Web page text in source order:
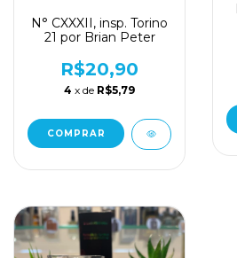
N° CXXXII, insp. Torino
21 por Brian Peter
R$20,90
4 x de R$5,79
COMPRAR